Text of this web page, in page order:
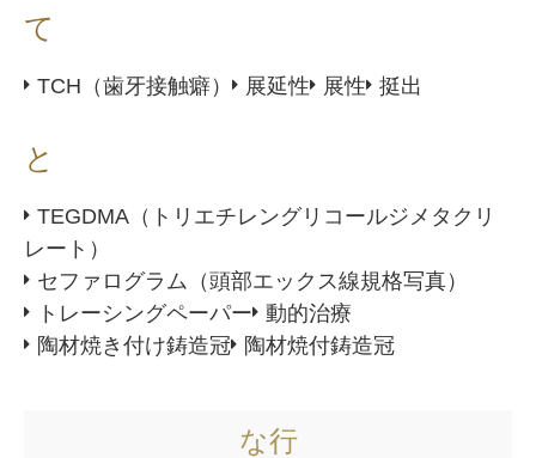
て
TCH（歯牙接触癖） 展延性 展性 挺出
と
TEGDMA（トリエチレングリコールジメタクリ
レート）
セファログラム（頭部エックス線規格写真）
トレーシングペーパー 動的治療
陶材焼き付け鋳造冠
陶材焼付鋳造冠
な行